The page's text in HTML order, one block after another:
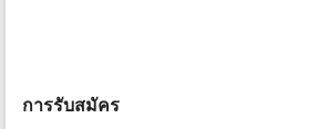
การรับสมัคร